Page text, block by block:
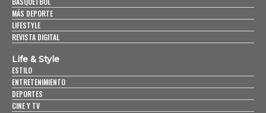
MÁS DEPORTE
LIFESTYLE
REVISTA DIGITAL
Life & Style
ESTILO
ENTRETENIMIENTO
DEPORTES
CINE Y TV